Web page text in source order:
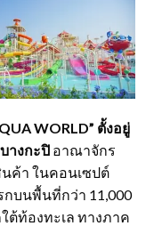
WORLD” ตั้งอยู่
างกะปิ อาณาจักร
ค้า ในคอนเซปต์
กบนพื้นที่กว่า 11,000
ต้ท้องทะเล ทางภาค